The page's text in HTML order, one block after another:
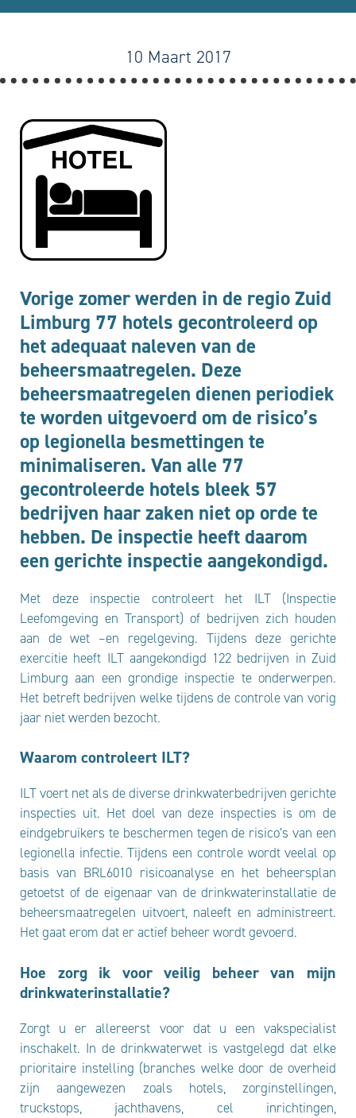
10 Maart 2017
Vorige zomer werden in de regio Zuid
Limburg 77 hotels gecontroleerd op
het adequaat naleven van de
beheersmaatregelen. Deze
beheersmaatregelen dienen periodiek
te worden uitgevoerd om de risico’s
op legionella besmettingen te
minimaliseren. Van alle 77
gecontroleerde hotels bleek 57
bedrijven haar zaken niet op orde te
hebben. De inspectie heeft daarom
een gerichte inspectie aangekondigd.
Met deze inspectie controleert het ILT (Inspectie
Leefomgeving en Transport) of bedrijven zich houden
aan de wet –en regelgeving. Tijdens deze gerichte
exercitie heeft ILT aangekondigd 122 bedrijven in Zuid
Limburg aan een grondige inspectie te onderwerpen.
Het betreft bedrijven welke tijdens de controle van vorig
jaar niet werden bezocht.
Waarom controleert ILT?
ILT voert net als de diverse drinkwaterbedrijven gerichte
inspecties uit. Het doel van deze inspecties is om de
eindgebruikers te beschermen tegen de risico’s van een
legionella infectie. Tijdens een controle wordt veelal op
basis van BRL6010 risicoanalyse en het beheersplan
getoetst of de eigenaar van de drinkwaterinstallatie de
beheersmaatregelen uitvoert, naleeft en administreert.
Het gaat erom dat er actief beheer wordt gevoerd.
Hoe zorg ik voor veilig beheer van mijn
drinkwaterinstallatie?
Zorgt u er allereerst voor dat u een vakspecialist
inschakelt. In de drinkwaterwet is vastgelegd dat elke
prioritaire instelling (branches welke door de overheid
zijn aangewezen zoals hotels, zorginstellingen,
truckstops, jachthavens, cel inrichtingen,